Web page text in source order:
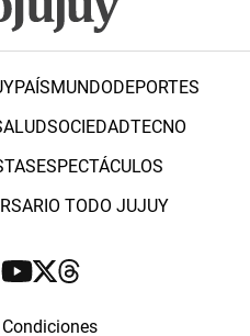
PAÍSMUNDODEPORTES
SOCIEDADTECNO
ESPECTÁCULOS
TODO JUJUY